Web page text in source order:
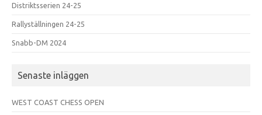
Distriktsserien 24-25
Rallyställningen 24-25
Snabb-DM 2024
Senaste inläggen
WEST COAST CHESS OPEN